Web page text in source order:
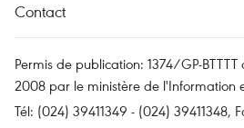
Contact
Permis de publication: 1374/GP-
2008 par le ministère de l'Information
Tél: (024) 39411349 - (024) 39411348,